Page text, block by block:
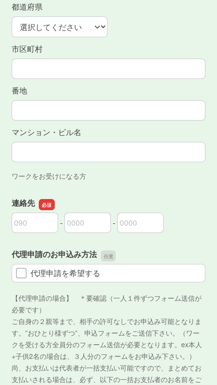
都道府県
市区町村
番地
マンション・ビル名
ワークをお受けになる方
連絡先
連絡先の市外局番
-
連絡先の市内局番 -
連絡先の加入者番号
代理申請のお申込み方法
代理申請を希望する
【代理申請の場合】 ＊要確認（一人１件ずつフォーム送信が
必要です）
ご自身の２親等まで、相手の許可なしでお申込み可能となりま
す。”おひとり様ずつ”、申込フォームをご送信下さい。（ワー
クを受ける方全員分のフォーム送信が必要となります。ex本人
+子供2名の場合は、３人分のフォームをお申込み下さい。）
尚、お支払いは代表者が一括支払い可能ですので、まとめてお
支払いされる場合は、必ず、以下の一括お支払者のお名前をご